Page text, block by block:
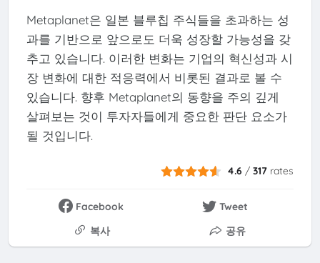
Metaplanet은 일본 블루칩 주식들을 초과하는 성
과를 기반으로 앞으로도 더욱 성장할 가능성을 갖
추고 있습니다. 이러한 변화는 기업의 혁신성과 시
장 변화에 대한 적응력에서 비롯된 결과로 볼 수
있습니다. 향후 Metaplanet의 동향을 주의 깊게
살펴보는 것이 투자자들에게 중요한 판단 요소가
될 것입니다.
4.6 /317 rates
Facebook
Tweet
복사
공유